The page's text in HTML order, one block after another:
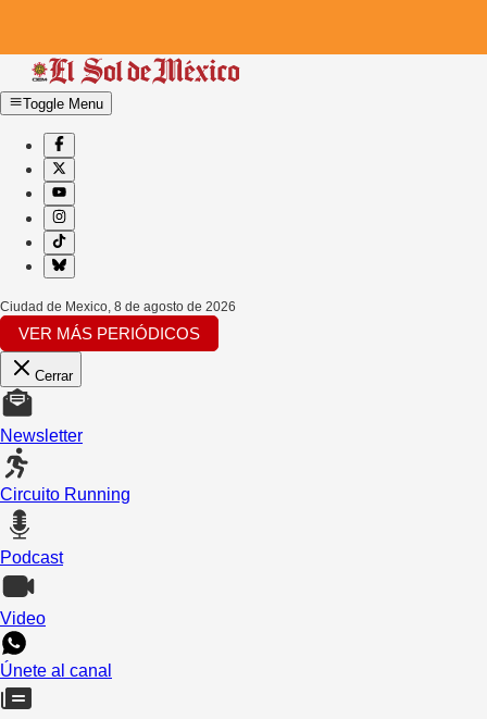
Toggle Menu
Ciudad de Mexico, 8 de agosto de 2026
VER MÁS PERIÓDICOS
Cerrar
Newsletter
Circuito Running
Podcast
Video
Únete al canal